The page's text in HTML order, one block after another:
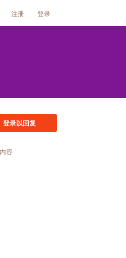
注册 登录
登录以回复
容